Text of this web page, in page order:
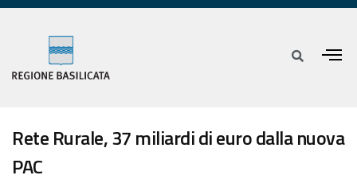
Rete Rurale, 37 miliardi di euro dalla nuova
PAC